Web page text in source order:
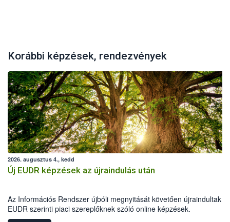
Korábbi képzések, rendezvények
2026. augusztus 4., kedd
Új EUDR képzések az újraindulás után
Az Információs Rendszer újbóli megnyitását követően újraindultak
EUDR szerinti piaci szereplőknek szóló online képzések.